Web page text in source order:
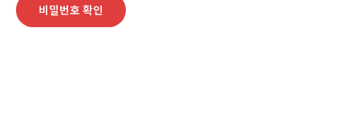
비밀번호 확인